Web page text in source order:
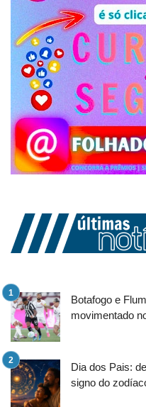
Botafogo e
movimentado
Dia dos Pais:
signo do